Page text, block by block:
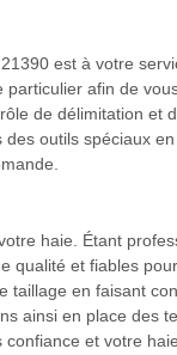
est à votre
afin de
de délimitation et
outils spéciaux
haie. Étant
qualité et fiables
taillage en faisant
ainsi en place des
et votre